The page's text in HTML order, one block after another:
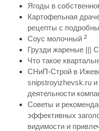
Ягоды в
Картофельная
рецепты с
Соус молочный 2
Грузди жареные |||
Что такое
СНиП-Строй в
snipstroyizhevsk.ru
деятельности
Советы и
эффективных
видимости и